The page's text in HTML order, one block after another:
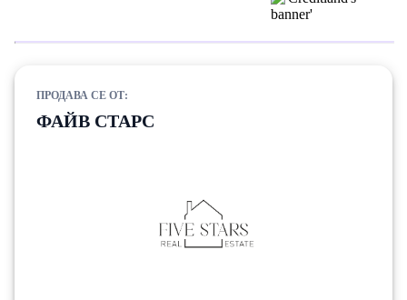
ПРОДАВА СЕ ОТ:
ФАЙВ СТАРС